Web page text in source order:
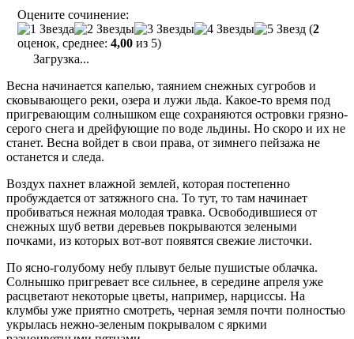
Оцените сочинение:
(2
оценок, среднее: 4,00 из 5)
Загрузка...
Весна начинается капелью, таянием снежных сугробов и
сковывающего реки, озера и лужи льда. Какое-то время под
пригревающим солнышком еще сохраняются островки грязно-
серого снега и дрейфующие по воде льдины. Но скоро и их не
станет. Весна войдет в свои права, от зимнего пейзажа не
останется и следа.
Воздух пахнет влажной землей, которая постепенно
пробуждается от затяжного сна. То тут, то там начинает
пробиваться нежная молодая травка. Освободившиеся от
снежных шуб ветви деревьев покрываются зелеными
почками, из которых вот-вот появятся свежие листочки.
По ясно-голубому небу плывут белые пушистые облачка.
Солнышко пригревает все сильнее, в середине апреля уже
расцветают некоторые цветы, например, нарциссы. На
клумбы уже приятно смотреть, черная земля почти полностью
укрылась нежно-зеленым покрывалом с яркими